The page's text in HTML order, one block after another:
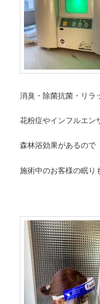
消臭・除菌抗菌・リラ
花粉症やインフルエン
森林浴効果があるので
施術中のお客様の眠り